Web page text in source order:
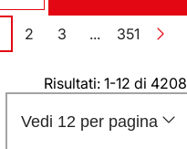
Pagina
2 Pagina
3 ... Pagina
351
Risultati: 1-12 di 4208
Vedi 12 per pagina